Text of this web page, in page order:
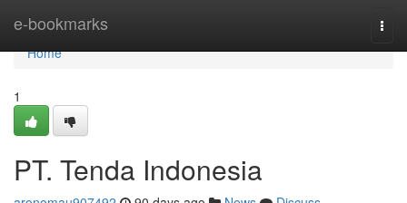
e-bookmarks
Home
Home
1
PT. Tenda Indonesia